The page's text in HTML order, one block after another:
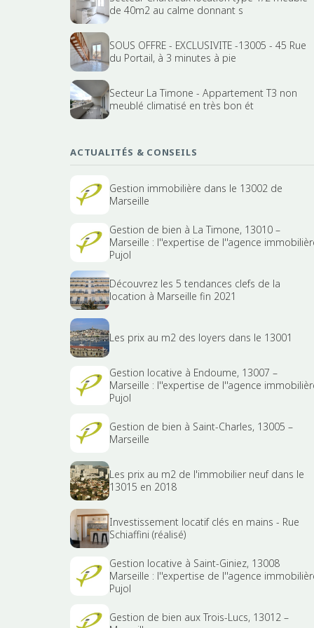
de 40m2 au calme donnant s
SOUS OFFRE - EXCLUSIVITE -13005 - 45 Rue
du Portail, à 3 minutes à pie
Secteur La Timone - Appartement T3 non
meublé climatisé en très bon ét
ACTUALITÉS & CONSEILS
Gestion immobilière dans le 13002 de
Marseille
Gestion de bien à La Timone, 13010 –
Marseille : l''expertise de l''agence
Pujol
Découvrez les 5 tendances clefs de la
location à Marseille fin 2021
Les prix au m2 des loyers dans le 13001
Gestion locative à Endoume, 13007 –
Marseille : l''expertise de l''agence
Pujol
Gestion de bien à Saint-Charles, 13005 –
Marseille
Les prix au m2 de l'immobilier neuf dans le
13015 en 2018
Investissement locatif clés en mains - Rue
Schiaffini (réalisé)
Gestion locative à Saint-Giniez, 13008
Marseille : l''expertise de l''agence
Pujol
Gestion de bien aux Trois-Lucs, 13012 –